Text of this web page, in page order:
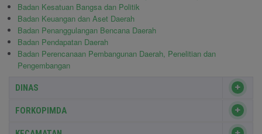
Badan Kesatuan Bangsa dan Politik
Badan Keuangan dan Aset Daerah
Badan Penanggulangan Bencana Daerah
Badan Pendapatan Daerah
Badan Perencanaan Pembangunan Daerah, Penelitian dan
Pengembangan
DINAS
FORKOPIMDA